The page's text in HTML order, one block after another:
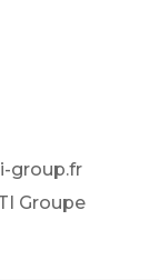
group.fr
Groupe